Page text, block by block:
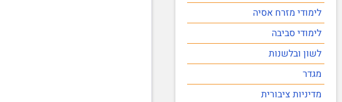
לימודי מזרח אסיה
לימודי סביבה
לשון ובלשנות
מגדר
מדיניות ציבורית